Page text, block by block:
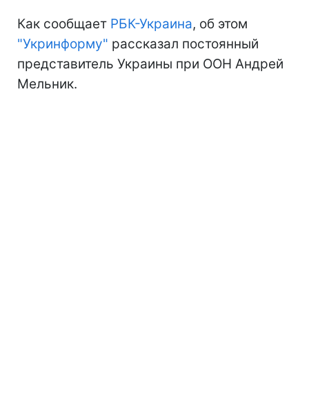
Как сообщает РБК-Украина, об этом
"Укринформу" рассказал постоянный
представитель Украины при ООН Андрей
Мельник.